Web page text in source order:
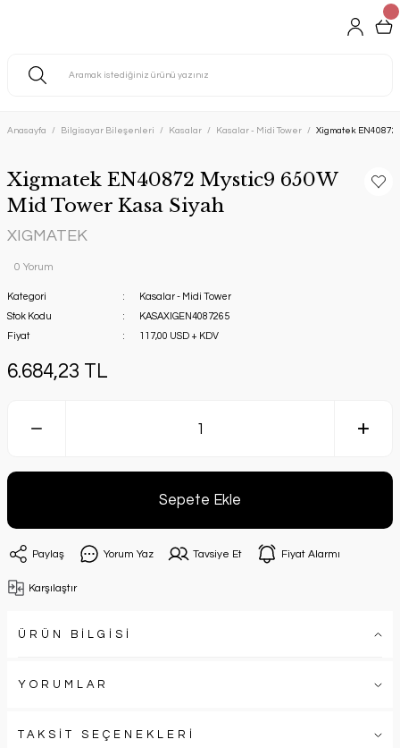
Anasayfa Bilgisayar Bileşenleri Kasalar Kasalar - Midi Tower Xigmatek EN40872
Xigmatek EN40872 Mystic9 650W
Mid Tower Kasa Siyah
XIGMATEK
0 Yorum
Kategori
Kasalar - Midi Tower
Stok Kodu
KASAXIGEN4087265
Fiyat
117,00 USD + KDV
6.684,23 TL
Sepete Ekle
Paylaş Yorum Yaz Tavsiye Et Fiyat Alarmı
Karşılaştır
ÜRÜN BİLGİSİ
YORUMLAR
TAKSİT SEÇENEKLERİ